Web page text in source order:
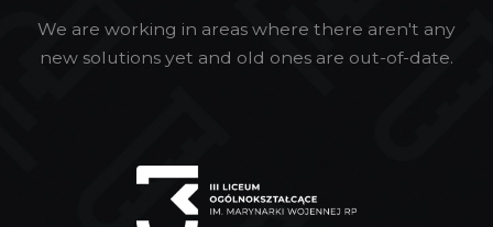
We are working in areas where there aren't any
new solutions yet and old ones are out-of-date.